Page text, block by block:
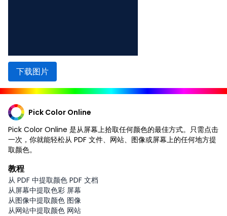
下载图片
Pick Color Online
Pick Color Online 是从屏幕上拾取任何颜色的最佳方式。只需点击
一次，你就能轻松从 PDF 文件、网站、图像或屏幕上的任何地方提
取颜色。
教程
从 PDF 中提取颜色 PDF 文档
从屏幕中提取色彩 屏幕
从图像中提取颜色 图像
从网站中提取颜色 网站